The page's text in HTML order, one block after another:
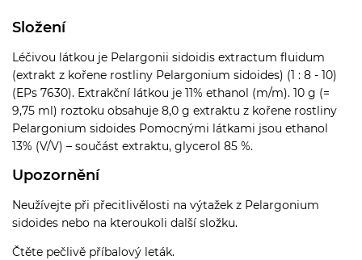
Složení
Léčivou látkou je Pelargonii sidoidis extractum fluidum
(extrakt z kořene rostliny Pelargonium sidoides) (1 : 8 - 10)
(EPs 7630). Extrakční látkou je 11% ethanol (m/m). 10 g (=
9,75 ml) roztoku obsahuje 8,0 g extraktu z kořene rostliny
Pelargonium sidoides Pomocnými látkami jsou ethanol
13% (V/V) – součást extraktu, glycerol 85 %.
Upozornění
Neužívejte při přecitlivělosti na výtažek z Pelargonium
sidoides nebo na kteroukoli další složku.
Čtěte pečlivě příbalový leták.